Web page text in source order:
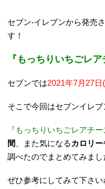
セブン-イレブンから発売
す！
『もっちりいちごレア
セブンでは2021年7月27日
そこで今回はセブンイレ
『もっちりいちごレアチー
間
、また気になる カロリー
調べたのでまとめてみまし
ぜひ参考にしてみて下さい